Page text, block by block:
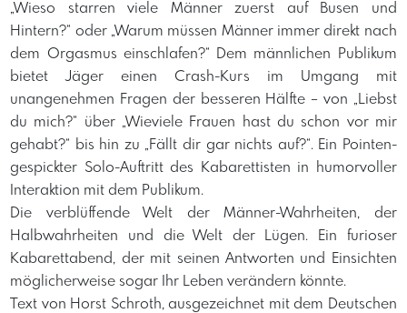
„Wieso starren viele Männer zuerst auf Busen und
Hintern?“ oder „Warum müssen Männer immer direkt nach
dem Orgasmus einschlafen?“ Dem männlichen Publikum
bietet Jäger einen Crash-Kurs im Umgang mit
unangenehmen Fragen der besseren Hälfte – von „Liebst
du mich?“ über „Wieviele Frauen hast du schon vor mir
gehabt?“ bis hin zu „Fällt dir gar nichts auf?“. Ein Pointen-
gespickter Solo-Auftritt des Kabarettisten in humorvoller
Interaktion mit dem Publikum.
Die verblüffende Welt der Männer-Wahrheiten, der
Halbwahrheiten und die Welt der Lügen. Ein furioser
Kabarettabend, der mit seinen Antworten und Einsichten
möglicherweise sogar Ihr Leben verändern könnte.
Text von Horst Schroth, ausgezeichnet mit dem Deutschen